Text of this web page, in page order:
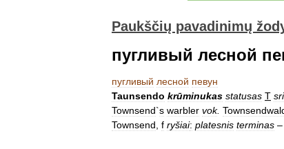
Paukščių pavadinimų
пугливый лесной
пугливый лесной певун
Taunsendo krūminukas statusas T
Townsend`s warbler vok.
Townsend f ryšiai: platesnis terminas –